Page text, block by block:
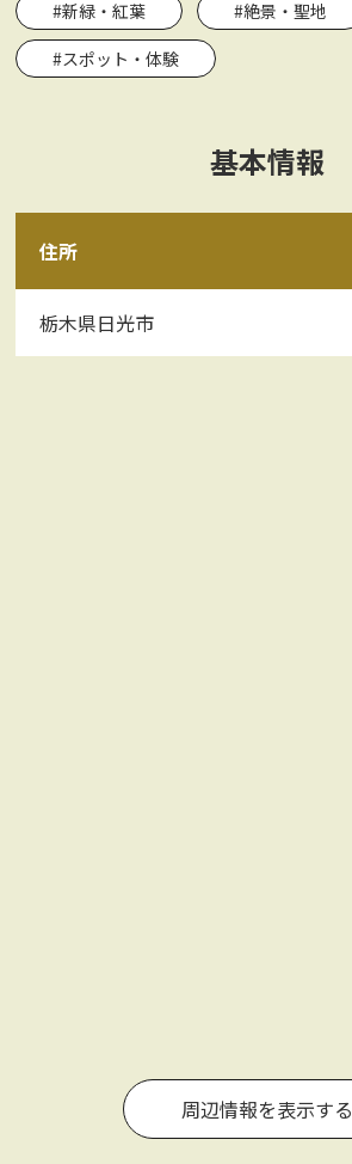
#新緑・紅葉
#絶景・聖地
#スポット・体験
基本情報
住所
栃木県日光市
周辺情報を表示する